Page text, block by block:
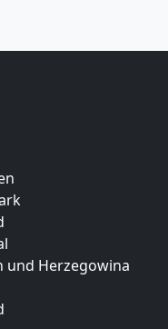
und Herzegowina